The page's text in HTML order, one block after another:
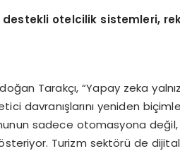
otelcilik sistemleri,
Tarakçı, “Yapay zeka
davranışlarını yeniden
sadece otomasyona değil,
Turizm sektörü de